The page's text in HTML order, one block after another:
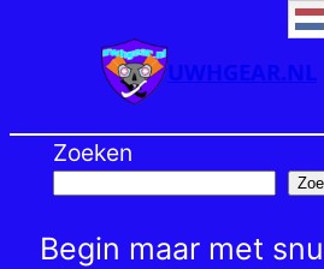
inhoud
UWHGEAR.NL
Zoeken
Begin maar met